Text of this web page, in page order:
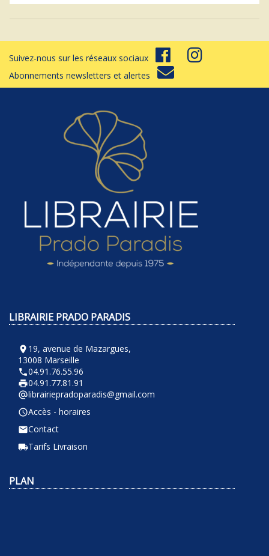
Suivez-nous sur les réseaux sociaux
Abonnements newsletters et alertes
LIBRAIRIE PRADO PARADIS
room 19, avenue de Mazargues,
13008 Marseille
phone04.91.76.55.96
local_printshop04.91.77.81.91
alternate_emaillibrairiepradoparadis@gmail.com
query_builderAccès - horaires
emailContact
local_shippingTarifs Livraison
PLAN